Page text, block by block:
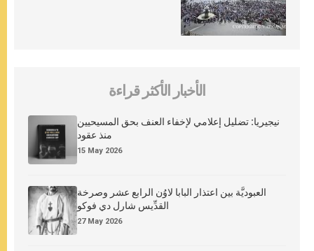
الأخبار الأكثر قراءة
نيجيريا: تضليل إعلامي لإخفاء العنف بحق المسيحيين
منذ عقود
15 May 2026
العبوديَّة بين اعتذار البابا لاوُن الرابع عشر وصرخة
القدِّيس شارل دي فوكو
27 May 2026